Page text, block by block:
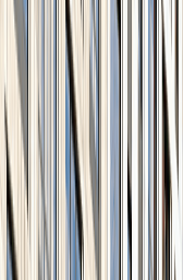
от 10.56 млн ₽
3
1-комнатные
от 33.60 м²
от 13.88 млн ₽
2
шт.
2-комнатные
от 44.30 м²
от 14.60 млн ₽
8шт.
3-комнатные
от 71.20 м²
от 21.04 млн ₽